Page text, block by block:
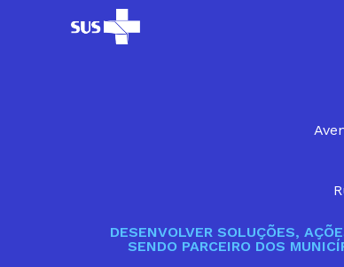
DESENVOLVER SOLUÇÕES,
SENDO PARCEIRO DOS